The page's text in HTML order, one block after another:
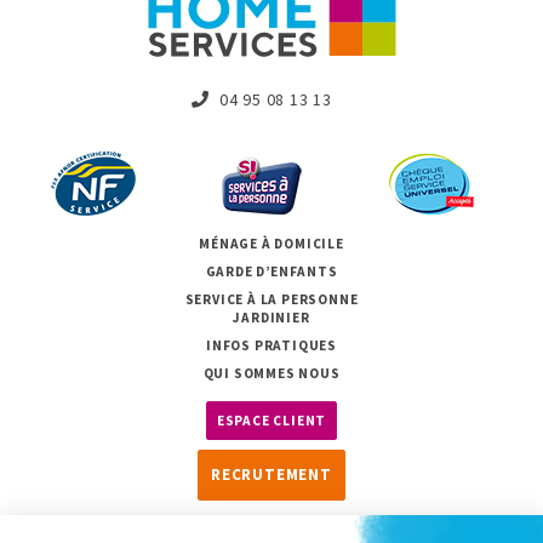
04 95 08 13 13
MÉNAGE À DOMICILE
GARDE D’ENFANTS
SERVICE À LA PERSONNE
JARDINIER
INFOS PRATIQUES
QUI SOMMES NOUS
ESPACE CLIENT
RECRUTEMENT